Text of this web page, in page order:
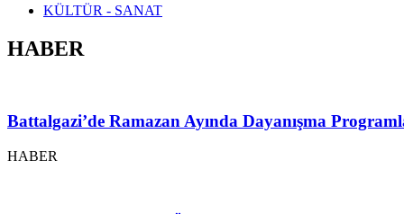
KÜLTÜR - SANAT
HABER
Battalgazi’de Ramazan Ayında Dayanışma
HABER